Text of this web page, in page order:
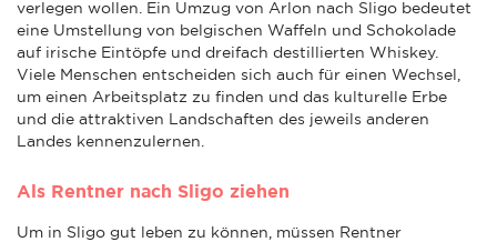
verlegen wollen. Ein Umzug von Arlon nach Sligo bedeutet
eine Umstellung von belgischen Waffeln und Schokolade
auf irische Eintöpfe und dreifach destillierten Whiskey.
Viele Menschen entscheiden sich auch für einen Wechsel,
um einen Arbeitsplatz zu finden und das kulturelle Erbe
und die attraktiven Landschaften des jeweils anderen
Landes kennenzulernen.
Als Rentner nach Sligo ziehen
Um in Sligo gut leben zu können, müssen Rentner